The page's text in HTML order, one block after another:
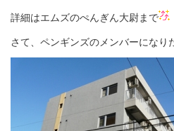
詳細はエムズのぺんぎん大尉まで
さて、ペンギンズのメンバーになり